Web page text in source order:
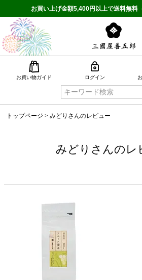
お買い上げ金額5,400円以上で送料無料
お買い物ガイド ログイン
トップページ みどりさんのレビュー
みどりさんのレ